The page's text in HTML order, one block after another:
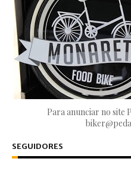
Para anunciar no site
SEGUIDORES